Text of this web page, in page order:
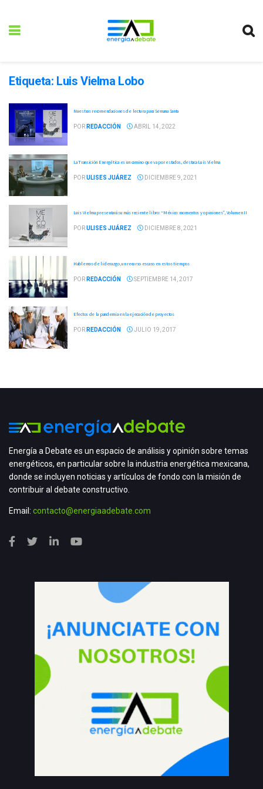
Etiqueta: Luis Vielma Lobo
Nuestras recomendaciones de lectura para Semana Santa
POR REDACCIÓN ABRIL 14, 2022
La Transición Energética es un camino que va por estados, destaca Luis Vielma
PORULISES JUÁREZ DICIEMBRE 9, 2021
Luis Vielma presentará su más reciente libro: “México: momentos y opiniones”, Volumen II
PORULISES JUÁREZ DICIEMBRE 8, 2021
Hablemos de liderazgo, un recurso escaso en estos tiempos
POR REDACCIÓN SEPTIEMBRE 14, 2017
Efectos de la pandemia en la ejecución de proyectos
POR REDACCIÓN JULIO 19, 2017
Energía a Debate es un espacio de análisis y opinión sobre temas
energéticos, en particular sobre la industria energética mexicana,
donde se incluyen noticias y artículos de fondo con la misión de
contribuir al debate constructivo.
Email: contacto@energiaadebate.com